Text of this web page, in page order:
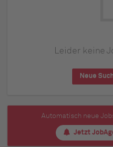
Leider keine
Neue
Automatisch neue
Jetzt